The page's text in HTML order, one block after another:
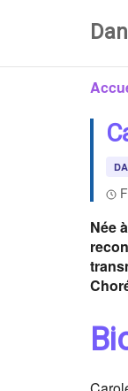
Née